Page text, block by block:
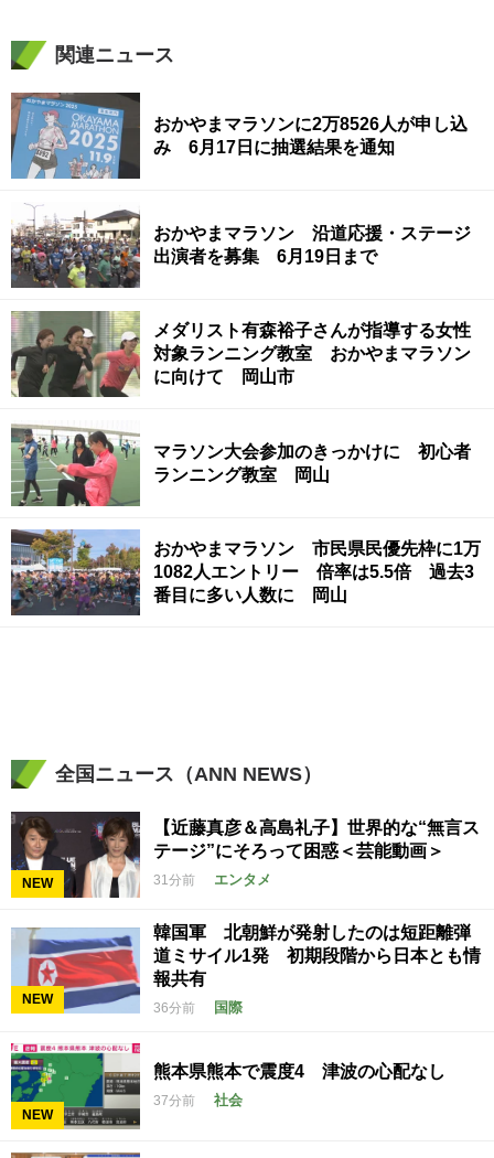
関連ニュース
おかやまマラソンに2万8526人が申し込
み 6月17日に抽選結果を通知
おかやまマラソン 沿道応援・ステージ
出演者を募集 6月19日まで
メダリスト有森裕子さんが指導する女性
対象ランニング教室 おかやまマラソン
に向けて 岡山市
マラソン大会参加のきっかけに 初心者
ランニング教室 岡山
おかやまマラソン 市民県民優先枠に1万
1082人エントリー 倍率は5.5倍 過去3
番目に多い人数に 岡山
全国ニュース（ANN NEWS）
NEW
【近藤真彦＆高島礼子】世界的な“無言ス
テージ”にそろって困惑＜芸能動画＞
31分前 エンタメ
NEW
韓国軍 北朝鮮が発射したのは短距離弾
道ミサイル1発 初期段階から日本とも情
報共有
36分前 国際
NEW
熊本県熊本で震度4 津波の心配なし
37分前 社会